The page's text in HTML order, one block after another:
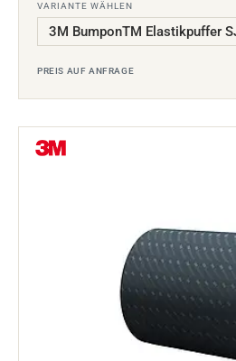
VARIANTE WÄHLEN
PREIS AUF ANFRAGE